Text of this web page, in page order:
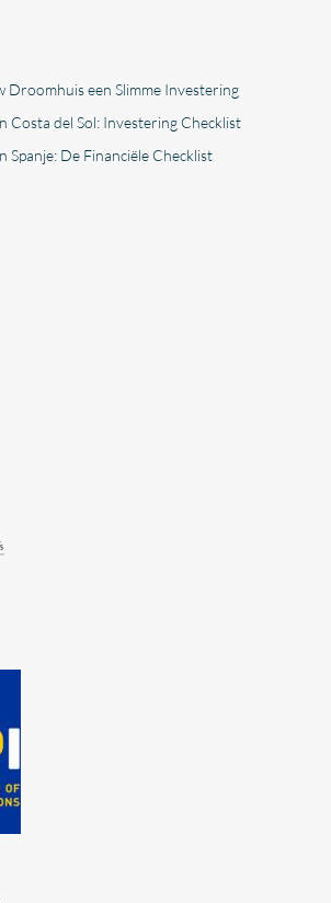
Droomhuis een Slimme Investering
Costa del Sol: Investering Checklist
Spanje: De Financiële Checklist